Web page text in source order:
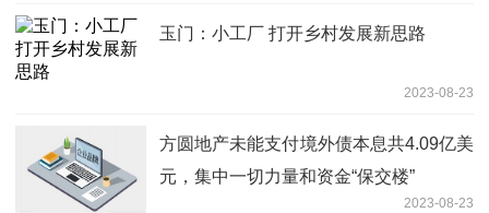
玉门：小工厂 打开乡村发展新思路
2023-08-23
方圆地产未能支付境外债本息共4.09亿美
元，集中一切力量和资金“保交楼”
2023-08-23